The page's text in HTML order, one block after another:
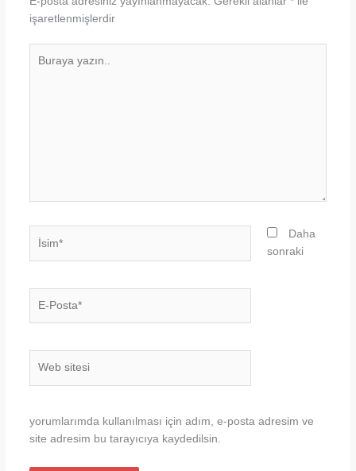
işaretlenmişlerdir
Posta*
Daha
sonraki
yorumlarımda kullanılması için adım, e-posta adresim ve
site adresim bu tarayıcıya kaydedilsin.